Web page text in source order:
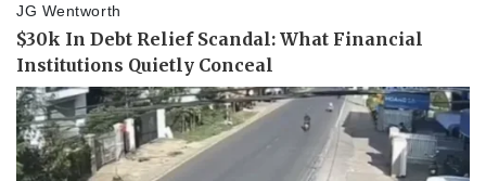
Doanh nghiệp
Thông tin doanh nghiệp
Doanh nghiệp 24h
Công nghệ
Sành điệu
Tin Công nghệ